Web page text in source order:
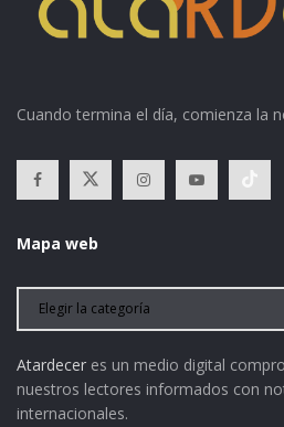
Cuando termina el día, comienza la
Mapa web
Atardecer es un medio digital
nuestros lectores informados con
internacionales.